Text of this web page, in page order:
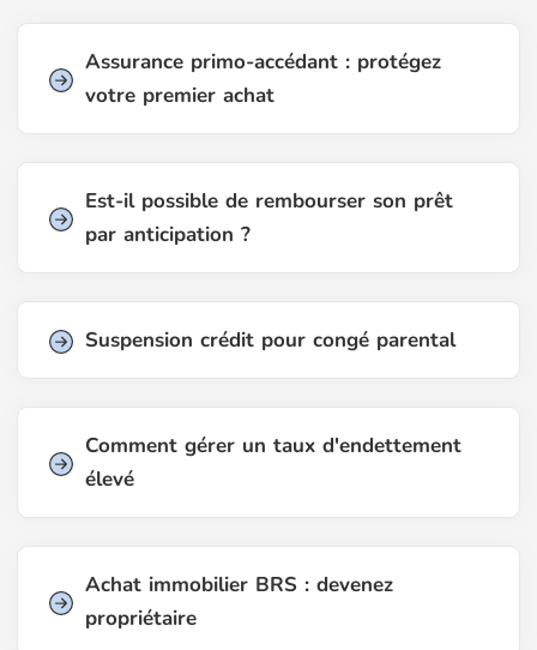
Assurance primo-accédant : protégez
votre premier achat
Est-il possible de rembourser son prêt
par anticipation ?
Suspension crédit pour congé parental
Comment gérer un taux d'endettement
élevé
Achat immobilier BRS : devenez
propriétaire